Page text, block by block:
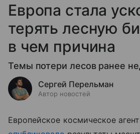
Европа стала
терять лесную
в чем причина
Темы потери лесов ранее
Сергей Перельман
Автор новостей
Европейское космическое